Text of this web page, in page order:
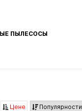
ПЫЛЕСОСЫ
Цене Популярности